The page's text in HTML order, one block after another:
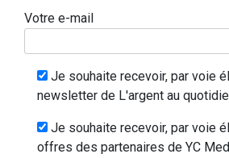
Votre e-mail
Je souhaite recevoir, par voie
newsletter de L'argent au
Je souhaite recevoir, par voie
offres des partenaires de YC